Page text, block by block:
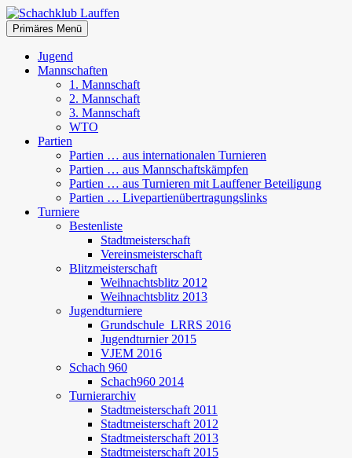
Zum
Inhalt
springen
Schachklub Lauffen
Suchen
Primäres Menü
Jugend
Mannschaften
1. Mannschaft
2. Mannschaft
3. Mannschaft
WTO
Partien
Partien … aus internationalen Turnieren
Partien … aus Mannschaftskämpfen
Partien … aus Turnieren mit Lauffener Beteiligung
Partien … Livepartienübertragungslinks
Turniere
Bestenliste
Stadtmeisterschaft
Vereinsmeisterschaft
Blitzmeisterschaft
Weihnachtsblitz 2012
Weihnachtsblitz 2013
Jugendturniere
Grundschule_LRRS 2016
Jugendturnier 2015
VJEM 2016
Schach 960
Schach960 2014
Turnierarchiv
Stadtmeisterschaft 2011
Stadtmeisterschaft 2012
Stadtmeisterschaft 2013
Stadtmeisterschaft 2015